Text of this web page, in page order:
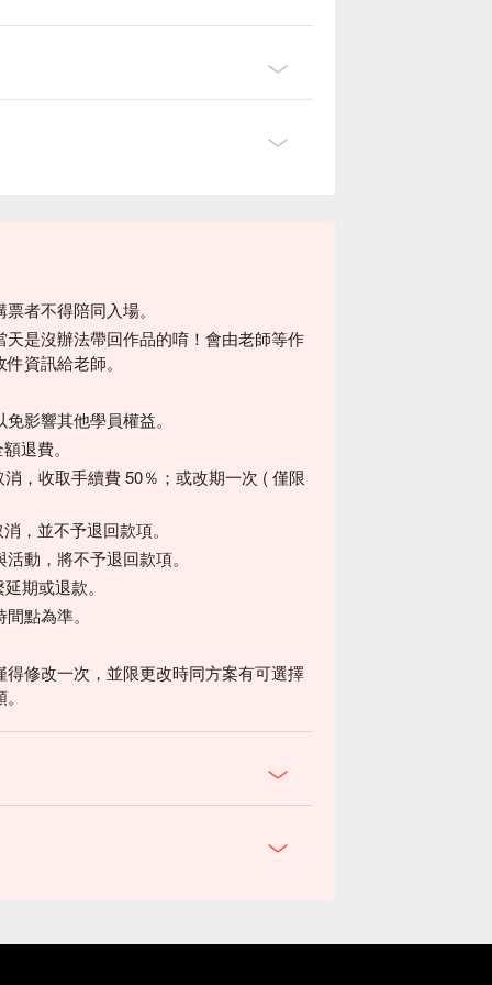
者不得陪同入場。
是沒辦法帶回作品的唷！會由老師等作
資訊給老師。
影響其他學員權益。
退費。
，收取手續費 50％；或改期一次 ( 僅限
，並不予退回款項。
動，將不予退回款項。
期或退款。
點為準。
修改一次，並限更改時同方案有可選擇